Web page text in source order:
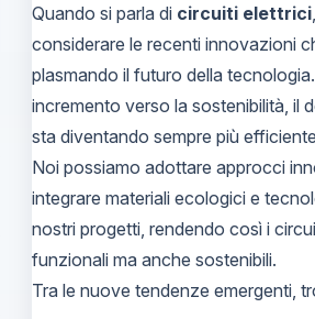
Quando si parla di circuiti elettrici
considerare le recenti innovazioni
plasmando il futuro della
incremento verso la sostenibilità, il
sta diventando sempre più
Noi possiamo adottare approcci
integrare materiali ecologici e
nostri progetti, rendendo così i
funzionali ma anche sostenibili.
Tra le nuove tendenze emergenti,